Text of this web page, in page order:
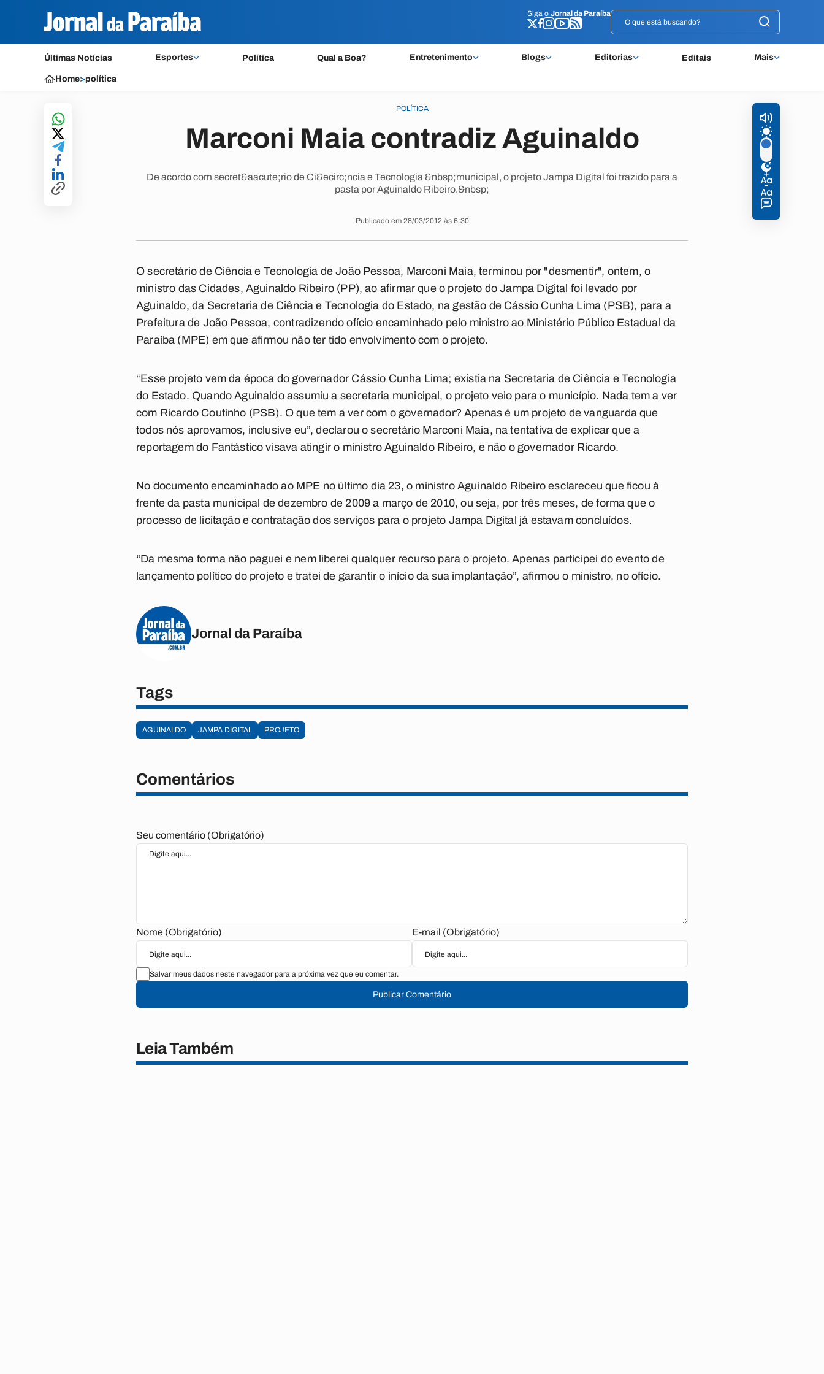
Siga o Jornal da Paraíba
Últimas Notícias Esportes Política Qual a Boa? Entretenimento Blogs Editorias Editais Mais
Siga o Jornal da Paraíba
Home>política
POLÍTICA
Marconi Maia contradiz Aguinaldo
De acordo com secret&aacute;rio de Ci&ecirc;ncia e Tecnologia &nbsp;municipal, o projeto Jampa Digital foi trazido para a
pasta por Aguinaldo Ribeiro.&nbsp;
Publicado em 28/03/2012 às 6:30
O secretário de Ciência e Tecnologia de João Pessoa, Marconi Maia, terminou por "desmentir", ontem, o
ministro das Cidades, Aguinaldo Ribeiro (PP), ao afirmar que o projeto do Jampa Digital foi levado por
Aguinaldo, da Secretaria de Ciência e Tecnologia do Estado, na gestão de Cássio Cunha Lima (PSB), para a
Prefeitura de João Pessoa, contradizendo ofício encaminhado pelo ministro ao Ministério Público Estadual da
Paraíba (MPE) em que afirmou não ter tido envolvimento com o projeto.
“Esse projeto vem da época do governador Cássio Cunha Lima; existia na Secretaria de Ciência e Tecnologia
do Estado. Quando Aguinaldo assumiu a secretaria municipal, o projeto veio para o município. Nada tem a ver
com Ricardo Coutinho (PSB). O que tem a ver com o governador? Apenas é um projeto de vanguarda que
todos nós aprovamos, inclusive eu”, declarou o secretário Marconi Maia, na tentativa de explicar que a
reportagem do Fantástico visava atingir o ministro Aguinaldo Ribeiro, e não o governador Ricardo.
No documento encaminhado ao MPE no último dia 23, o ministro Aguinaldo Ribeiro esclareceu que ficou à
frente da pasta municipal de dezembro de 2009 a março de 2010, ou seja, por três meses, de forma que o
processo de licitação e contratação dos serviços para o projeto Jampa Digital já estavam concluídos.
“Da mesma forma não paguei e nem liberei qualquer recurso para o projeto. Apenas participei do evento de
lançamento político do projeto e tratei de garantir o início da sua implantação”, afirmou o ministro, no ofício.
Jornal da Paraíba
Tags
AGUINALDO JAMPA DIGITAL PROJETO
Comentários
Seu comentário (Obrigatório)
Nome (Obrigatório) E-mail (Obrigatório)
Salvar meus dados neste navegador para a próxima vez que eu comentar.
Publicar Comentário
Leia Também